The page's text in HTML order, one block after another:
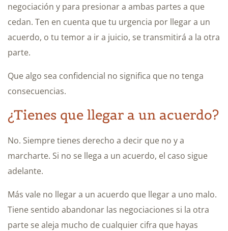
negociación y para presionar a ambas partes a que
cedan. Ten en cuenta que tu urgencia por llegar a un
acuerdo, o tu temor a ir a juicio, se transmitirá a la otra
parte.
Que algo sea confidencial no significa que no tenga
consecuencias.
¿Tienes que llegar a un acuerdo?
No. Siempre tienes derecho a decir que no y a
marcharte. Si no se llega a un acuerdo, el caso sigue
adelante.
Más vale no llegar a un acuerdo que llegar a uno malo.
Tiene sentido abandonar las negociaciones si la otra
parte se aleja mucho de cualquier cifra que hayas